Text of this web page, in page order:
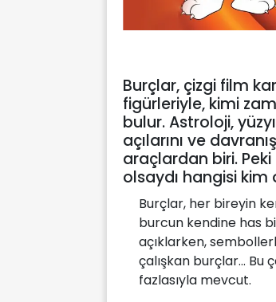
Burçlar, çizgi film
figürleriyle, kimi
bulur. Astroloji,
açılarını ve
araçlardan biri.
olsaydı hangisi kim
Burçlar, her bireyin
burcun kendine has
açıklarken,
çalışkan burçlar... Bu
fazlasıyla mevcut.